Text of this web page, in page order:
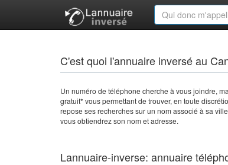
C'est quoi l'annuaire inversé au
Un numéro de téléphone cherche à vous joindre,
gratuit* vous permettant de trouver, en toute
repose ses recherches sur un nom associé à sa
vous obtiendrez son nom et adresse.
Lannuaire-inverse: annuaire